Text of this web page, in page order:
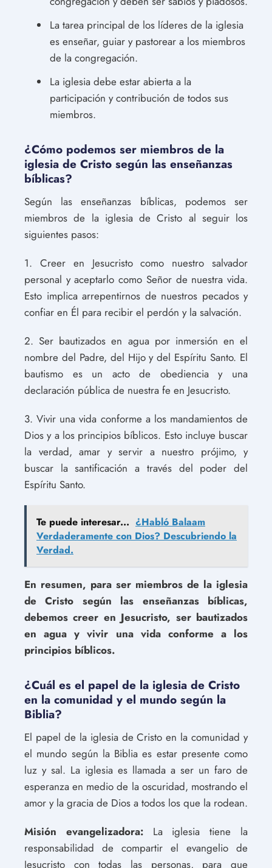
La tarea principal de los líderes de la iglesia
es enseñar, guiar y pastorear a los miembros
de la congregación.
La iglesia debe estar abierta a la
participación y contribución de todos sus
miembros.
¿Cómo podemos ser miembros de la
iglesia de Cristo según las enseñanzas
bíblicas?
Según las enseñanzas bíblicas, podemos ser
miembros de la iglesia de Cristo al seguir los
siguientes pasos:
1. Creer en Jesucristo como nuestro salvador
personal y aceptarlo como Señor de nuestra vida.
Esto implica arrepentirnos de nuestros pecados y
confiar en Él para recibir el perdón y la salvación.
2. Ser bautizados en agua por inmersión en el
nombre del Padre, del Hijo y del Espíritu Santo. El
bautismo es un acto de obediencia y una
declaración pública de nuestra fe en Jesucristo.
3. Vivir una vida conforme a los mandamientos de
Dios y a los principios bíblicos. Esto incluye buscar
la verdad, amar y servir a nuestro prójimo, y
buscar la santificación a través del poder del
Espíritu Santo.
Te puede interesar... ¿Habló Balaam
Verdaderamente con Dios? Descubriendo la
Verdad.
En resumen, para ser miembros de la iglesia
de Cristo según las enseñanzas bíblicas,
debemos creer en Jesucristo, ser bautizados
en agua y vivir una vida conforme a los
principios bíblicos.
¿Cuál es el papel de la iglesia de Cristo
en la comunidad y el mundo según la
Biblia?
El papel de la iglesia de Cristo en la comunidad y
el mundo según la Biblia es estar presente como
luz y sal. La iglesia es llamada a ser un faro de
esperanza en medio de la oscuridad, mostrando el
amor y la gracia de Dios a todos los que la rodean.
Misión evangelizadora:La iglesia tiene la
responsabilidad de compartir el evangelio de
Jesucristo con todas las personas, para que